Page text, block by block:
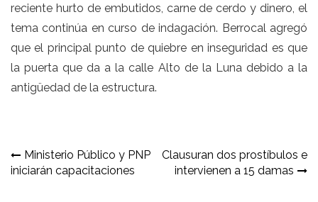
reciente hurto de embutidos, carne de cerdo y dinero, el
tema continúa en curso de indagación. Berrocal agregó
que el principal punto de quiebre en inseguridad es que
la puerta que da a la calle Alto de la Luna debido a la
antigüedad de la estructura.
Navegación
de
Ministerio Público y PNP
iniciarán capacitaciones
Clausuran dos prostíbulos e
intervienen a 15 damas